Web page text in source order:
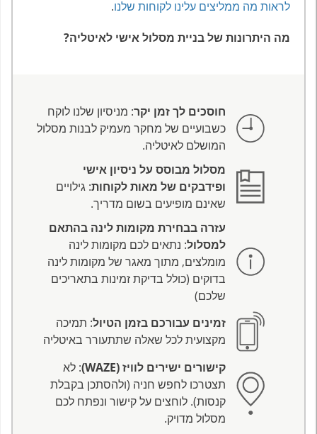
לראות מה ממליצים עלינו לקוחות שלנו.
מה היתרונות של בניית מסלול אישי לאיטליה?
חוסכים לך זמן יקר: מניסיון שלנו לוקח
כשבועיים של מחקר מעמיק לבנות מסלול
המושלם לאיטליה.
מסלול מבוסס על ניסיון אישי
ופידבקים של מאות לקוחות: גילויים
שאינם מופיעים בשום מדריך.
עזרה בבחירת מקומות לינה בהתאם
למסלול: נתאים לכם מקומות לינה
מומלצים, מתוך מאגר של מקומות לינה
בדוקים (כולל בדיקת זמינות בתאריכים
שלכם)
זמינים עבורכם בזמן הטיול: תמיכה
מקצועית לכל שאלה שתתעורר באיטליה
קישורים ישירים לוויז (WAZE)
: לא
תצטרכו לחפש חניה (ולהסתכן בקבלת
קנסות). לוחצים על קישור ונפתח לכם
מסלול מדויק.